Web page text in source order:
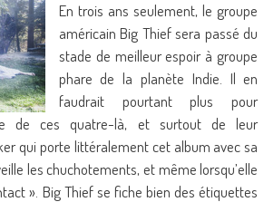
En trois ans seulement, le groupe
américain Big Thief sera passé du
stade de meilleur espoir à groupe
phare de la planète Indie. Il en
faudrait pourtant plus pour
de ces quatre-là, et surtout de leur
qui porte littéralement cet album avec sa
les chuchotements, et même lorsqu’elle
». Big Thief se fiche bien des étiquettes